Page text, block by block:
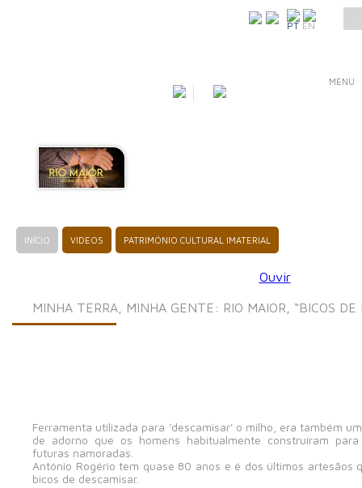
PT EN
MENU
INÍCIO VIDEOS PATRIMÓNIO CULTURAL IMATERIAL
Ouvir
MINHA TERRA, MINHA GENTE: RIO MAIOR, “BICOS DE
Ferramenta utilizada para 'descamisar' o milho, era também
de adorno que os homens habitualmente construíram
futuras namoradas.
António Rogério tem quase 80 anos e é dos últimos artesãos
bicos de descamisar.